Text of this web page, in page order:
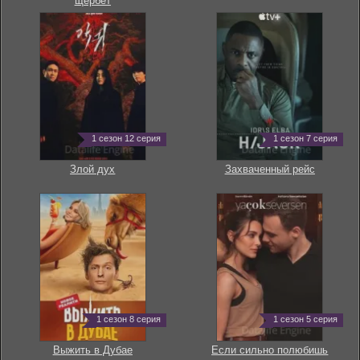
1 сезон 12 серия
Злой дух
1 сезон 7 серия
Захваченный рейс
1 сезон 8 серия
Выжить в Дубае
1 сезон 5 серия
Если сильно полюбишь